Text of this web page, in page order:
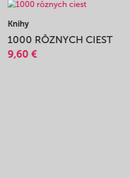
Knihy
1000 RÔZNYCH CIEST
9,60 €